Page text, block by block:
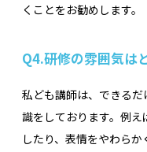
くことをお勧めします。
Q4.研修の雰囲気は
私ども講師は、できる
識をしております。例
したり、表情をやわら